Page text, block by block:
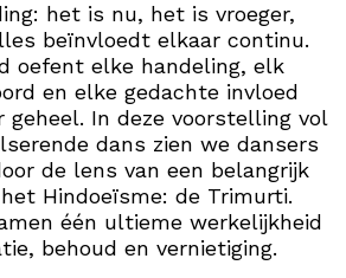
het is nu, het is vroeger,
beïnvloedt elkaar continu.
oefent elke handeling, elk
en elke gedachte invloed
geheel. In deze voorstelling vol
dans zien we dansers
de lens van een belangrijk
Hindoeïsme: de Trimurti.
één ultieme werkelijkheid
behoud en vernietiging.